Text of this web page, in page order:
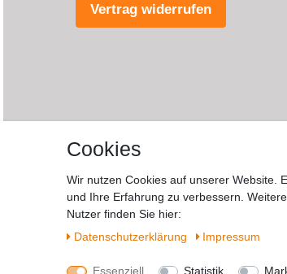
Vertrag widerrufen
Cookies
Wir nutzen Cookies auf unserer Website.
und Ihre Erfahrung zu verbessern.
Nutzer finden Sie hier:
Daten­schutz­erklärung
Impressum
Essenziell Statistik